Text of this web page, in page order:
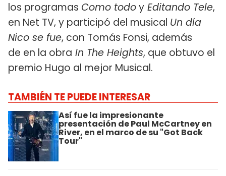
los programas Como todoy Editando Tele,
en Net TV, y participó del musical Un día
Nico se fue, con Tomás Fonsi, además
de en la obra In The Heights, que obtuvo el
premio Hugo al mejor Musical.
TAMBIÉN TE PUEDE INTERESAR
Así fue la impresionante
presentación de Paul McCartney en
River, en el marco de su "Got Back
Tour"